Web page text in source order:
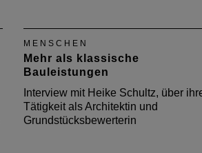
Interview spricht er über seine
Tätigkeit.
MENSCHEN
Mehr als klassische
Bauleistungen
Interview mit Heike Schultz, über
Tätigkeit als Architektin und
Grundstücksbewerterin